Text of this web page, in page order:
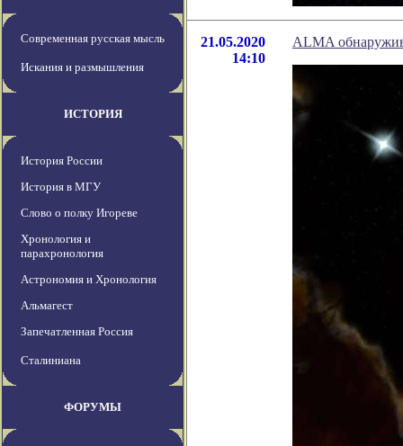
Современная русская мысль
Искания и размышления
ИСТОРИЯ
История России
История в МГУ
Слово о полку Игореве
Хронология и
парахронология
Астрономия и Хронология
Альмагест
Запечатленная Россия
Сталиниана
ФОРУМЫ
21.05.2020
14:10
ALMA